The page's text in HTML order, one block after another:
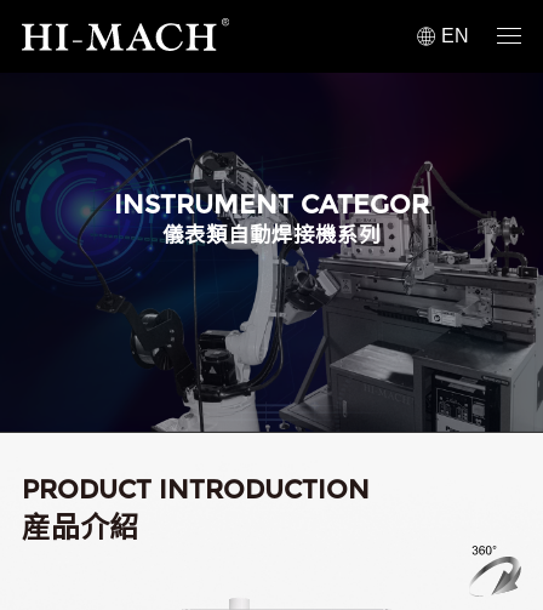
EN
INSTRUMENT CATEGOR
儀表類自動焊接機系列
PRODUCT INTRODUCTION
産品介紹